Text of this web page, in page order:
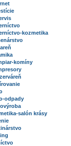
kozmetika
komíny
odpady
salón krásy